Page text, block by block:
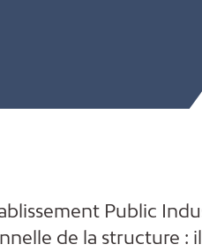
Public
de la structure :